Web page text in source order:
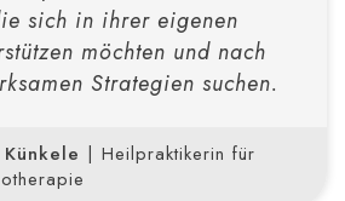
sich in ihrer eigenen
möchten und nach
Strategien suchen.
| Heilpraktikerin für